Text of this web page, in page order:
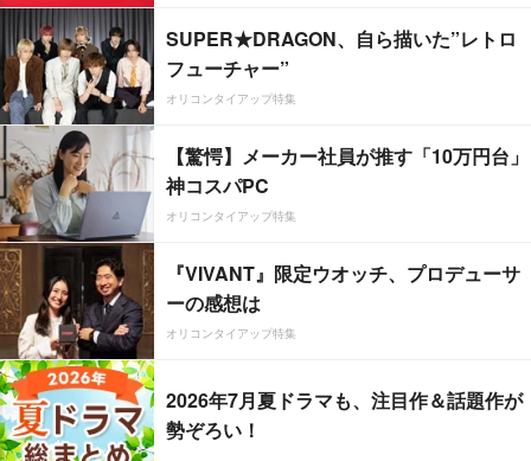
SUPER★DRAGON、自ら描いた”レトロ
フューチャー”
オリコンタイアップ特集
【驚愕】メーカー社員が推す「10万円台」
神コスパPC
オリコンタイアップ特集
『VIVANT』限定ウオッチ、プロデューサ
ーの感想は
オリコンタイアップ特集
2026年7月夏ドラマも、注目作＆話題作が
勢ぞろい！